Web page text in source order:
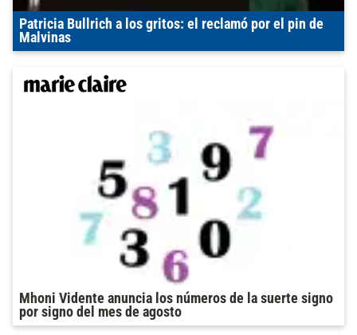
Patricia Bullrich a los gritos: el reclamó por el pin de
Malvinas
Mhoni Vidente anuncia los números de la suerte signo
por signo del mes de agosto